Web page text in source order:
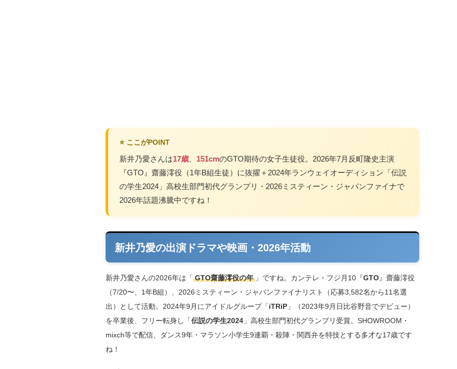
⭐ ここがPOINT
新井乃愛さんは17歳 151cmのGTO期待の女子生徒役。2026年7月反町隆史主演
『GTO』齋藤澪役（1年B組生徒）に抜擢＋2024年ランウェイオーディション「伝説
の学生2024」高校生部門初代グランプリ・2026ミスティーン・ジャパンファイナで
2026年話題沸騰中ですね！
新井乃愛の出演ドラマや映画・2026年活動
新井乃愛さんの2026年は「 GTO齋藤澪役の年 」ですね。カンテレ・フジ月10『GTO』齋藤澪役
（7/20〜、1年B組）、2026ミスティーン・ジャパンファイナリスト（応募3,582名から11名選
出）として活動。2024年9月にアイドルグループ「iTRiP 」（2023年9月日比谷野音でデビュー）
を卒業後、フリー転身し「伝説の学生2024 」高校生部門初代グランプリ受賞。SHOWROOM・
mixch等で配信、ダンス9年・マラソン小学生9連覇・殺陣・関西弁を特技とする多才な17歳です
ね！